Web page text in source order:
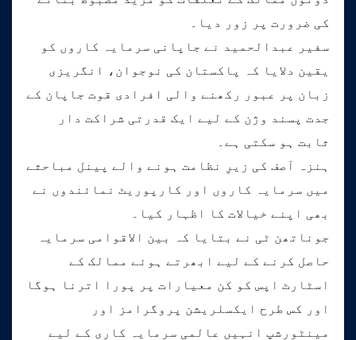
کی ضرورت پر زور دیا۔
سفیر عبدالحمید نے جاپانی سرمایہ کاروں کو
یقین دلایا کہ پاکستان کی نوجوان، انگریزی
زبان پر عبور رکھنے والی افرادی قوت جاپان کے
جدت پسند وژن کے لیے ایک قدرتی شراکت دار
ثابت ہو سکتی ہے۔
ہنزہ آصف کی زیرِ نظامت ہونے والے پینل مباحثے
میں سرمایہ کاروں اور کارپوریٹ نمائندوں نے
بھی اپنے خیالات کا اظہار کیا۔
جوناتھن ٹی نے بتایا کہ بین الاقوامی سرمایہ
حاصل کرنے کے لیے ابھرتے ہوئے ممالک کے
اسٹارٹ اپس کو کن معیارات پر پورا اترنا ہوگا
اور کس طرح ایکسلریشن پروگرامز اور
مینٹورشپ انہیں عالمی سرمایہ کاری کے لیے